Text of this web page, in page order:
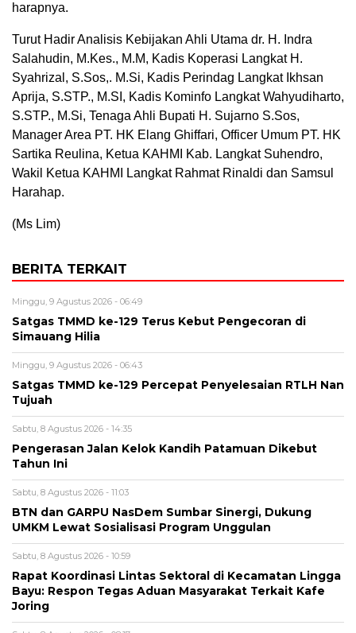
harapnya.
Turut Hadir Analisis Kebijakan Ahli Utama dr. H. Indra
Salahudin, M.Kes., M.M, Kadis Koperasi Langkat H.
Syahrizal, S.Sos,. M.Si, Kadis Perindag Langkat Ikhsan
Aprija, S.STP., M.SI, Kadis Kominfo Langkat Wahyudiharto,
S.STP., M.Si, Tenaga Ahli Bupati H. Sujarno S.Sos,
Manager Area PT. HK Elang Ghiffari, Officer Umum PT. HK
Sartika Reulina, Ketua KAHMI Kab. Langkat Suhendro,
Wakil Ketua KAHMI Langkat Rahmat Rinaldi dan Samsul
Harahap.
(Ms Lim)
BERITA TERKAIT
Minggu, 9 Agustus 2026 - 06:49
Satgas TMMD ke-129 Terus Kebut Pengecoran di
Simauang Hilia
Minggu, 9 Agustus 2026 - 06:43
Satgas TMMD ke-129 Percepat Penyelesaian RTLH Nan
Tujuah
Sabtu, 8 Agustus 2026 - 14:35
Pengerasan Jalan Kelok Kandih Patamuan Dikebut
Tahun Ini
Sabtu, 8 Agustus 2026 - 11:03
BTN dan GARPU NasDem Sumbar Sinergi, Dukung
UMKM Lewat Sosialisasi Program Unggulan
Sabtu, 8 Agustus 2026 - 10:59
Rapat Koordinasi Lintas Sektoral di Kecamatan Lingga
Bayu: Respon Tegas Aduan Masyarakat Terkait Kafe
Joring